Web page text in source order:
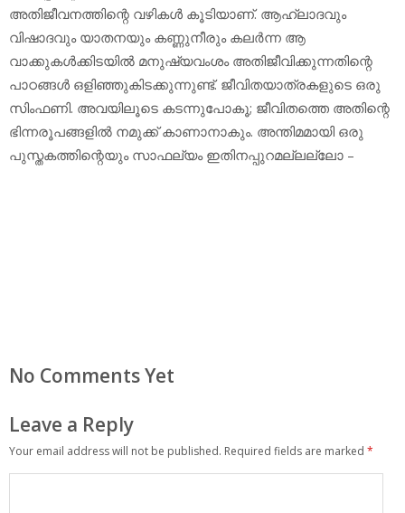
അതിജീവനത്തിന്റെ വഴികള്‍ കൂടിയാണ്. ആഹ്ലാദവും
വിഷാദവും യാതനയും കണ്ണുനീരും കലര്‍ന്ന ആ
വാക്കുകള്‍ക്കിടയില്‍ മനുഷ്യവംശം അതിജീവിക്കുന്നതിന്റെ
പാഠങ്ങള്‍ ഒളിഞ്ഞുകിടക്കുന്നുണ്ട്. ജീവിതയാത്രകളുടെ ഒരു
സിംഫണി. അവയിലൂടെ കടന്നുപോകൂ; ജീവിതത്തെ അതിന്റെ
ഭിന്നരൂപങ്ങളില്‍ നമുക്ക് കാണാനാകും. അന്തിമമായി ഒരു
പുസ്തകത്തിന്റെയും സാഫല്യം ഇതിനപ്പുറമല്ലല്ലോ –
No Comments Yet
Leave a Reply
Your email address will not be published. Required fields are marked *